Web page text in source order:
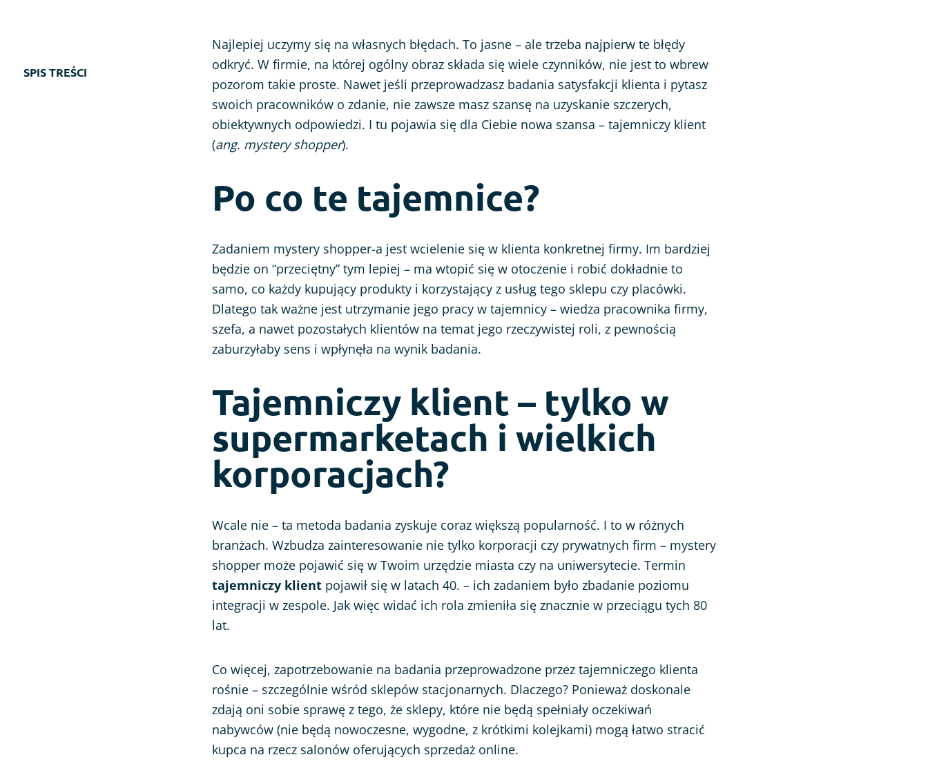
SPIS TREŚCI
Najlepiej uczymy się na własnych błędach. To jasne – ale trzeba najpierw te błędy
odkryć. W firmie, na której ogólny obraz składa się wiele czynników, nie jest to wbrew
pozorom takie proste. Nawet jeśli przeprowadzasz badania satysfakcji klienta i pytasz
swoich pracowników o zdanie, nie zawsze masz szansę na uzyskanie szczerych,
obiektywnych odpowiedzi. I tu pojawia się dla Ciebie nowa szansa – tajemniczy klient
(ang. mystery shopper).
Po co te tajemnice?
Zadaniem mystery shopper-a jest wcielenie się w klienta konkretnej firmy. Im bardziej
będzie on “przeciętny” tym lepiej – ma wtopić się w otoczenie i robić dokładnie to
samo, co każdy kupujący produkty i korzystający z usług tego sklepu czy placówki.
Dlatego tak ważne jest utrzymanie jego pracy w tajemnicy – wiedza pracownika firmy,
szefa, a nawet pozostałych klientów na temat jego rzeczywistej roli, z pewnością
zaburzyłaby sens i wpłynęła na wynik badania.
Tajemniczy klient – tylko w
supermarketach i wielkich
korporacjach?
Wcale nie – ta metoda badania zyskuje coraz większą popularność. I to w różnych
branżach. Wzbudza zainteresowanie nie tylko korporacji czy prywatnych firm – mystery
shopper może pojawić się w Twoim urzędzie miasta czy na uniwersytecie. Termin
tajemniczy klient pojawił się w latach 40. – ich zadaniem było zbadanie poziomu
integracji w zespole. Jak więc widać ich rola zmieniła się znacznie w przeciągu tych 80
lat.
Co więcej, zapotrzebowanie na badania przeprowadzone przez tajemniczego klienta
rośnie – szczególnie wśród sklepów stacjonarnych. Dlaczego? Ponieważ doskonale
zdają oni sobie sprawę z tego, że sklepy, które nie będą spełniały oczekiwań
nabywców (nie będą nowoczesne, wygodne, z krótkimi kolejkami) mogą łatwo stracić
kupca na rzecz salonów oferujących sprzedaż online.